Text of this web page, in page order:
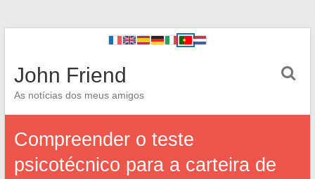
John Friend
As notícias dos meus amigos
Compreender o teste
psicotécnico para a carteira de